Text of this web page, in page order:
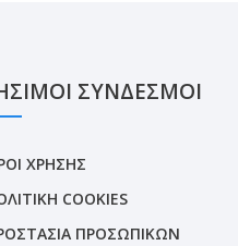
ΣΥΝΔΕΣΜΟΙ
ΧΡΗΣΗΣ
COOKIES
ΠΡΟΣΩΠΙΚΩΝ